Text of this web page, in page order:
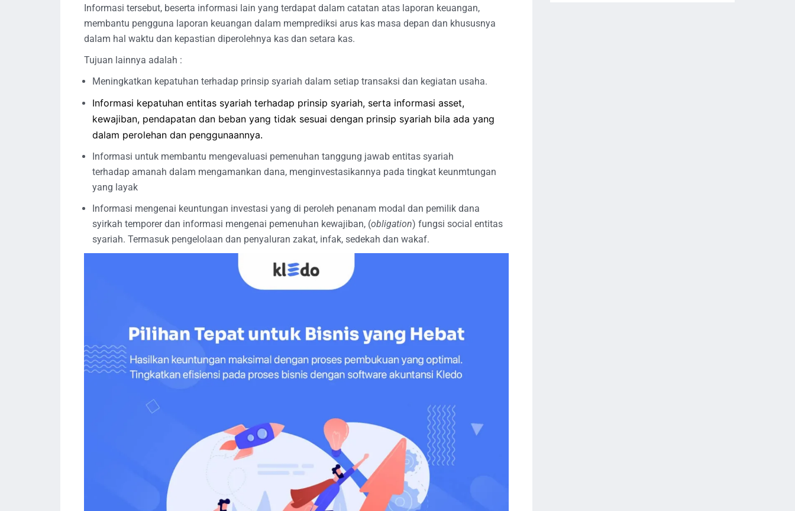
Informasi tersebut, beserta informasi lain yang terdapat dalam catatan atas laporan keuangan,
membantu pengguna laporan keuangan dalam memprediksi arus kas masa depan dan khususnya
dalam hal waktu dan kepastian diperolehnya kas dan setara kas.
Tujuan lainnya adalah :
Meningkatkan kepatuhan terhadap prinsip syariah dalam setiap transaksi dan kegiatan usaha.
Informasi kepatuhan entitas syariah terhadap prinsip syariah, serta informasi asset,
kewajiban, pendapatan dan beban yang tidak sesuai dengan prinsip syariah bila ada yang
dalam perolehan dan penggunaannya.
Informasi untuk membantu mengevaluasi pemenuhan tanggung jawab entitas syariah
terhadap amanah dalam mengamankan dana, menginvestasikannya pada tingkat keunmtungan
yang layak
Informasi mengenai keuntungan investasi yang di peroleh penanam modal dan pemilik dana
syirkah temporer dan informasi mengenai pemenuhan kewajiban, (obligation) fungsi social entitas
syariah. Termasuk pengelolaan dan penyaluran zakat, infak, sedekah dan wakaf.